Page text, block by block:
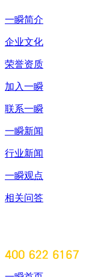
一瞬简介
企业文化
荣誉资质
加入一瞬
联系一瞬
一瞬新闻
行业新闻
一瞬观点
相关问答